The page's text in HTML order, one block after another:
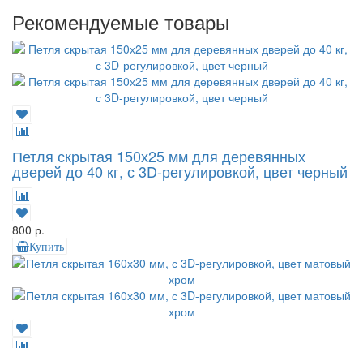
Рекомендуемые товары
Петля скрытая 150х25 мм для деревянных
дверей до 40 кг, с 3D-регулировкой, цвет черный
800 р.
Купить